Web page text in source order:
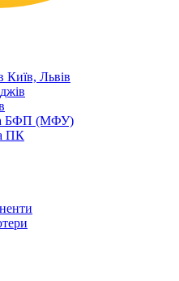
Київ, Львів
БФП (МФУ)
ПК